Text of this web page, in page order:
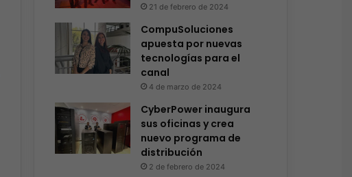
21 de febrero de 2024
CompuSoluciones
apuesta por nuevas
tecnologías para el
canal
4 de marzo de 2024
CyberPower inaugura
sus oficinas y crea
nuevo programa de
distribución
2 de febrero de 2024